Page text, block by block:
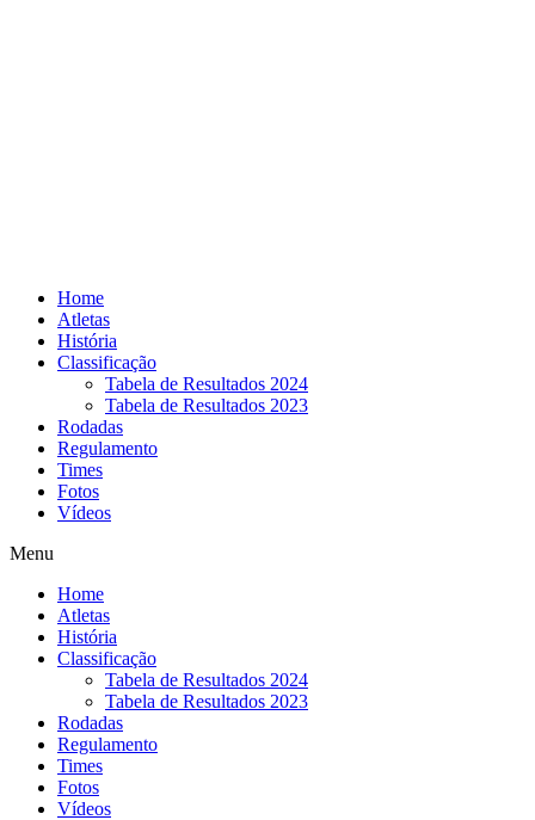
Home
Atletas
História
Classificação
Tabela de Resultados 2024
Tabela de Resultados 2023
Rodadas
Regulamento
Times
Fotos
Vídeos
Menu
Home
Atletas
História
Classificação
Tabela de Resultados 2024
Tabela de Resultados 2023
Rodadas
Regulamento
Times
Fotos
Vídeos